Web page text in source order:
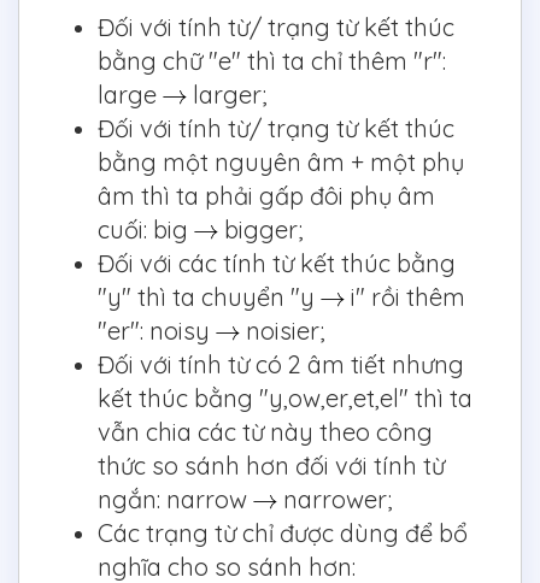
Đối với tính từ/ trạng từ kết thúc
bằng chữ "e" thì ta chỉ thêm "r":
large
larger;
Đối với tính từ/ trạng từ kết thúc
bằng một nguyên âm + một phụ
âm thì ta phải gấp đôi phụ âm
cuối: big
bigger;
Đối với các tính từ kết thúc bằng
"y" thì ta chuyển "y
i" rồi thêm
"er": noisy
noisier;
Đối với tính từ có 2 âm tiết nhưng
kết thúc bằng "y,ow,er,et,el" thì ta
vẫn chia các từ này theo công
thức so sánh hơn đối với tính từ
ngắn: narrow
narrower;
Các trạng từ chỉ được dùng để bổ
nghĩa cho so sánh hơn: